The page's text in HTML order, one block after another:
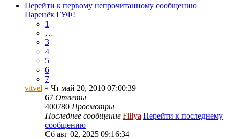
Перейти к первому непрочитанному сообщению
Паренёк ГУФ!
1
…
3
4
5
6
7
vitvel » Чт май 20, 2010 07:00:39
67 Ответы
400780 Просмотры
Последнее сообщение Fillya Перейти к последнему
сообщению
Сб авг 02, 2025 09:16:34